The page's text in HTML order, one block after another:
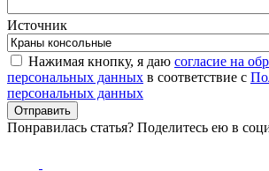
Источник
Нажимая кнопку, я даю согласие на
персональных данных в соответствие с
персональных данных
Понравилась статья? Поделитесь ею в